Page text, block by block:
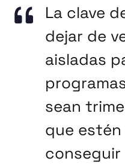
La clave
dejar de
aisladas
sean
que
conseguir